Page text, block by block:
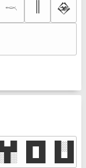
𓎖 𒊲
█▀█ █░█
█▄█ █▄█